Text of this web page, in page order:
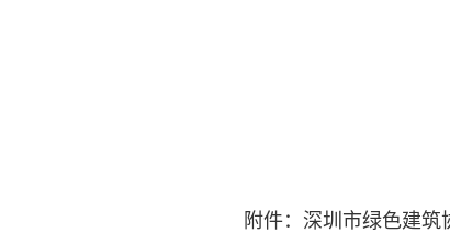
附件：深圳市绿色建筑